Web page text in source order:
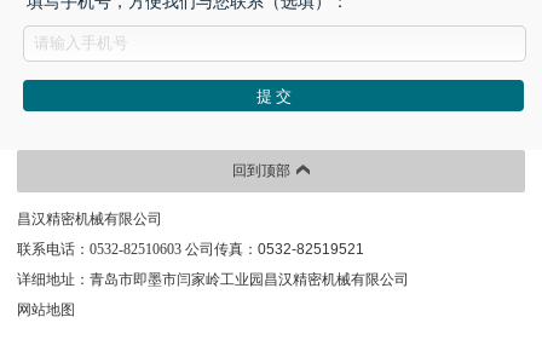
回到顶部
昌汉精密机械有限公司
联系电话：0532-82510603公司传真：0532-82519521
详细地址：青岛市即墨市闫家岭工业园昌汉精密机械有限公司
网站地图